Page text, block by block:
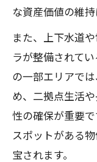
な資産価値の維持
また、上下水道
ラが整備されて
の一部エリアで
め、二拠点生活
性の確保が重要
スポットがある
宝されます。